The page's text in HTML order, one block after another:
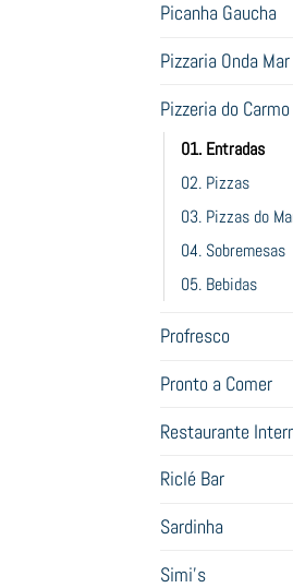
Picanha Gaucha
Pizzaria Onda Mar
Pizzeria do Carmo
01. Entradas
02. Pizzas
03. Pizzas do
04. Sobremesas
05. Bebidas
Profresco
Pronto a Comer
Restaurante
Riclé Bar
Sardinha
Simi's